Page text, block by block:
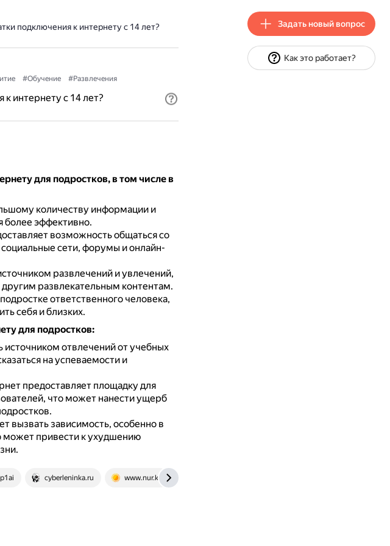
подключения к интернету с 14 лет?
#Обучение #Развлечения
интернету с 14 лет?
для подростков, в том числе в
количеству информации и
более эффективно.
возможность общаться со
сети, форумы и онлайн-
развлечений и увлечений,
развлекательным контентам.
ответственного человека,
себя и близких.
для подростков:
источником отвлечений от учебных
на успеваемости и
предоставляет площадку для
что может нанести ущерб
вызвать зависимость, особенно в
может привести к ухудшению
cyberleninka.ru www.nur.kz
Задать новый вопрос
Как это работает?